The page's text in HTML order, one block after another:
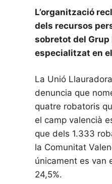
L’organització
dels recursos
sobretot del Grup
especialitzat en
La Unió
denuncia que
quatre robatoris
el camp valencià
que dels 1.333
la Comunitat
únicament es van
24,5%.